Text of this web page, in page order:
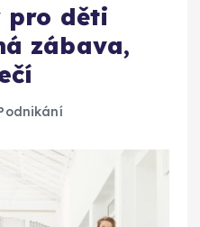
pro děti
zábava,